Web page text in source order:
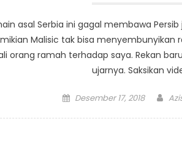
asal Serbia ini gagal membawa
Malisic tak bisa menyembunyikan
orang ramah terhadap saya. Rekan
ujarnya. Saksikan
Posted
Desember 17, 2018